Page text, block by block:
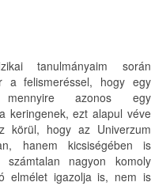
tanulmányaim során
a felismeréssel, hogy egy
azonos egy
keringenek, ezt alapul véve
körül, hogy az Univerzum
hanem kicsiségében is
nagyon komoly
elmélet igazolja is, nem is